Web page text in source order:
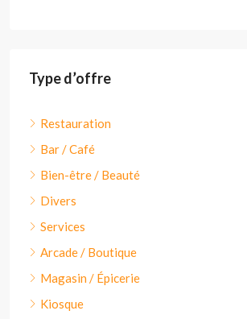
Type d’offre
Restauration
Bar / Café
Bien-être / Beauté
Divers
Services
Arcade / Boutique
Magasin / Épicerie
Kiosque